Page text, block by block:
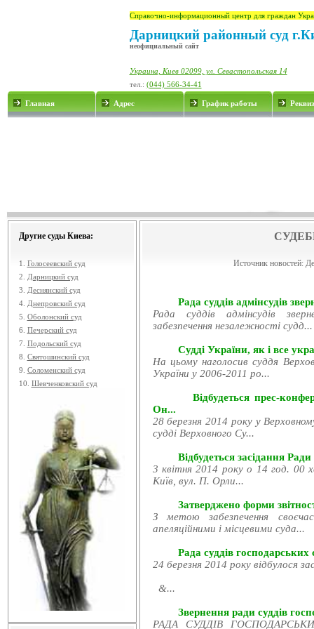
Справочно-информационный центр для граждан
Дарницкий районный суд
неофициальный сайт
Украина, Киев 02099, ул. Севастопольская 14
тел.: (044) 566-34-41
Главная Адрес График работы
Другие суды Киева:
1. Голосеевский суд
2.
Дарницкий суд
3.
Деснянский суд
4. Днепровский суд
5. Оболонский суд
6. Печерский суд
7. Подольский суд
8. Святошинский суд
9. Соломенский суд
10. Шевченковский суд
Источник новостей:
Рада суддів адмінсудів
Рада суддів адмінсудів
забезпечення незалежності судд...
Судді України, як і все
На цьому наголосив суддя
України у 2006-2011 ро...
Відбудеться прес-
Он...
28 березня 2014 року у
судді Верховного Су...
Відбудеться засідання
3 квітня 2014 року о 14 год. 00
Київ, вул. П. Орли...
Затверджено форми
З метою забезпечення
апеляційними і місцевими суда...
Рада суддів господарських
24 березня 2014 року відбулося
&...
Звернення ради суддів
РАДА СУДДІВ